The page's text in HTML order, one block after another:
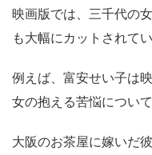
映画版では、三千代の
も大幅にカットされてい
例えば、富安せい子は
女の抱える苦悩につい
大阪のお茶屋に嫁いだ